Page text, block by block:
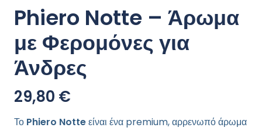
Phiero Notte – Άρωμα
με Φερομόνες για
Άνδρες
29,80 €
Το Phiero Notteείναι ένα premium, αρρενωπό άρωμα